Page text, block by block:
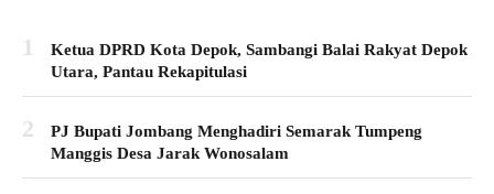
1
Ketua DPRD Kota Depok, Sambangi Balai Rakyat Depok
Utara, Pantau Rekapitulasi
2
PJ Bupati Jombang Menghadiri Semarak Tumpeng
Manggis Desa Jarak Wonosalam